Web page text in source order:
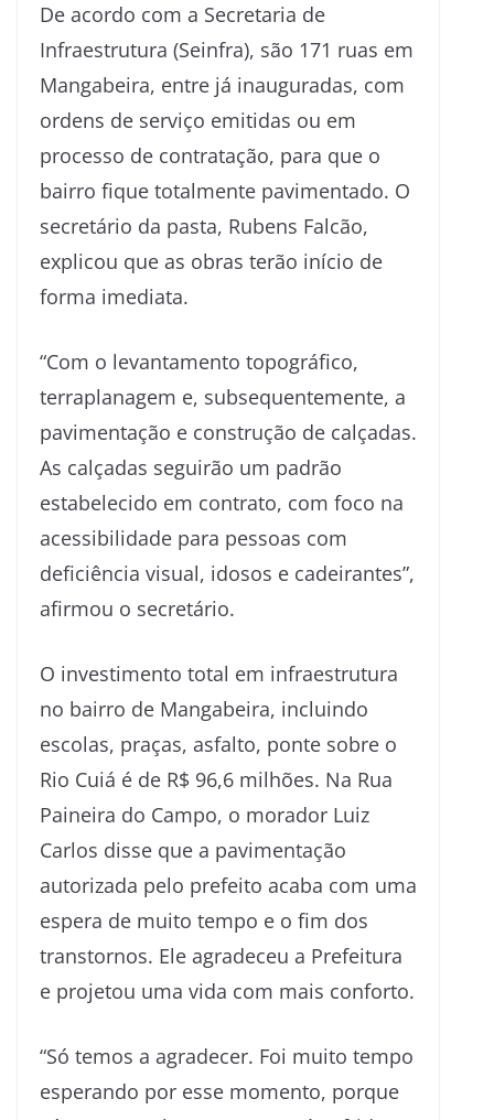
De acordo com a Secretaria de
Infraestrutura (Seinfra), são 171 ruas em
Mangabeira, entre já inauguradas, com
ordens de serviço emitidas ou em
processo de contratação, para que o
bairro fique totalmente pavimentado. O
secretário da pasta, Rubens Falcão,
explicou que as obras terão início de
forma imediata.
“Com o levantamento topográfico,
terraplanagem e, subsequentemente, a
pavimentação e construção de calçadas.
As calçadas seguirão um padrão
estabelecido em contrato, com foco na
acessibilidade para pessoas com
deficiência visual, idosos e cadeirantes”,
afirmou o secretário.
O investimento total em infraestrutura
no bairro de Mangabeira, incluindo
escolas, praças, asfalto, ponte sobre o
Rio Cuiá é de R$ 96,6 milhões. Na Rua
Paineira do Campo, o morador Luiz
Carlos disse que a pavimentação
autorizada pelo prefeito acaba com uma
espera de muito tempo e o fim dos
transtornos. Ele agradeceu a Prefeitura
e projetou uma vida com mais conforto.
“Só temos a agradecer. Foi muito tempo
esperando por esse momento, porque